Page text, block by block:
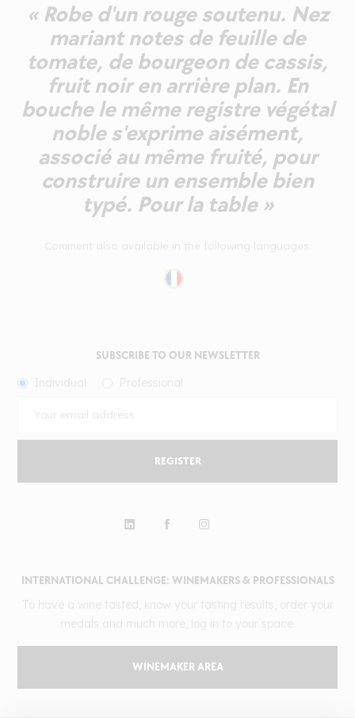
« Robe d'un rouge soutenu. Nez
mariant notes de feuille de
tomate, de bourgeon de cassis,
fruit noir en arrière plan. En
bouche le même registre végétal
noble s'exprime aisément,
associé au même fruité, pour
construire un ensemble bien
typé. Pour la table »
INTERNATIONAL CHALLENGE: WINEMAKERS & PROFESSIONALS
WINEMAKER AREA
SUBSCRIBE TO OUR NEWSLETTER
REGISTER